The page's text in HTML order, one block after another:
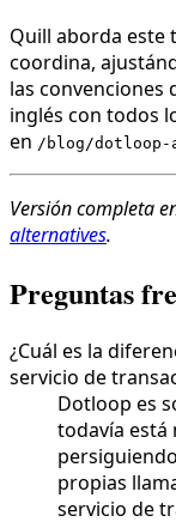
Quill aborda este
coordina,
las convenciones
inglés con todos
en /blog/
Versión completa
alternatives.
Preguntas
¿Cuál es la
servicio de
Dotloop es
todavía está
propias
servicio de